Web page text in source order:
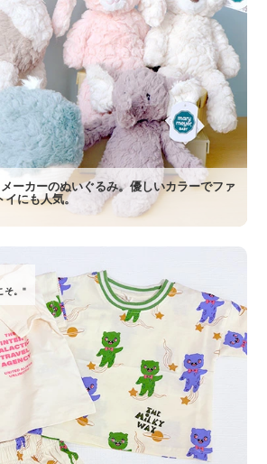
ーカーのぬいぐるみ。優しいカラーでファ
トイにも人気。
そ。"